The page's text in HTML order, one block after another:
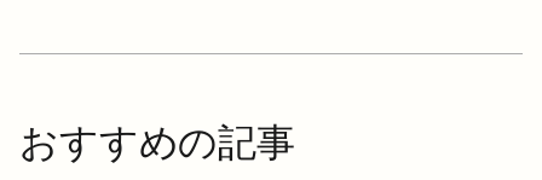
おすすめの記事